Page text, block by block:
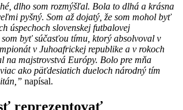
dlho som rozmýšľal. Bola to dlhá a krásna
pyšný. Som až dojatý, že som mohol byť
úspechoch slovenskej futbalovej
byť súčasťou tímu, ktorý absolvoval v
v Juhoafrickej republike a v rokoch
na majstrovstvá Európy. Bolo pre mňa
ako päťdesiatich dueloch národný tím
napísal.
reprezentovať